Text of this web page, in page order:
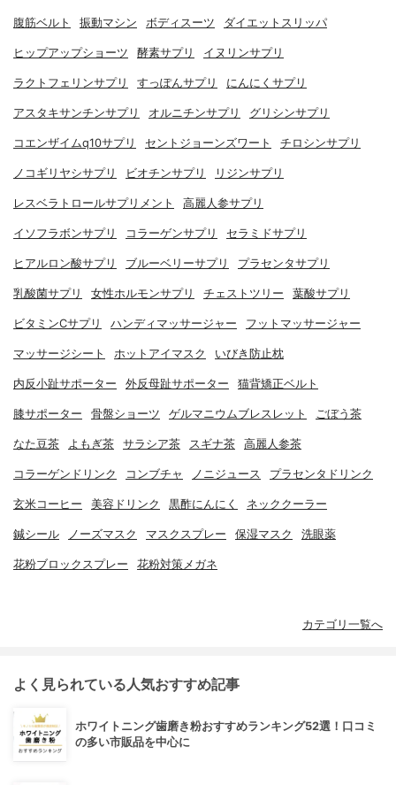
腹筋ベルト 振動マシン ボディスーツ ダイエットスリッパ
ヒップアップショーツ 酵素サプリ イヌリンサプリ
ラクトフェリンサプリ すっぽんサプリ にんにくサプリ
アスタキサンチンサプリ オルニチンサプリ グリシンサプリ
コエンザイムq10サプリ セントジョーンズワート チロシンサプリ
ノコギリヤシサプリ ビオチンサプリ リジンサプリ
レスベラトロールサプリメント 高麗人参サプリ
イソフラボンサプリ コラーゲンサプリ セラミドサプリ
ヒアルロン酸サプリ ブルーベリーサプリ プラセンタサプリ
乳酸菌サプリ 女性ホルモンサプリ チェストツリー 葉酸サプリ
ビタミンCサプリ ハンディマッサージャー フットマッサージャー
マッサージシート ホットアイマスク いびき防止枕
内反小趾サポーター 外反母趾サポーター 猫背矯正ベルト
膝サポーター 骨盤ショーツ ゲルマニウムブレスレット ごぼう茶
なた豆茶 よもぎ茶 サラシア茶 スギナ茶 高麗人参茶
コラーゲンドリンク コンブチャ ノニジュース プラセンタドリンク
玄米コーヒー 美容ドリンク 黒酢にんにく ネッククーラー
鍼シール ノーズマスク マスクスプレー 保湿マスク 洗眼薬
花粉ブロックスプレー 花粉対策メガネ
カテゴリ一覧へ
よく見られている人気おすすめ記事
ホワイトニング歯磨き粉おすすめランキング52選！口コミ
の多い市販品を中心に